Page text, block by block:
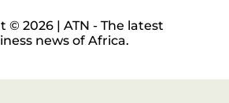
© 2026 | ATN - The latest
news of Africa.